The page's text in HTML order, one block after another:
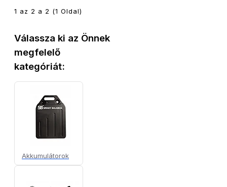
1 az 2 a 2 (1 Oldal)
Válassza ki az Önnek
megfelelő
kategóriát:
Akkumulátorok